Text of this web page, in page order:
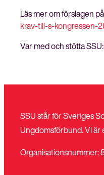
Läs mer om förslagen på
krav-till-s-kongressen-
Var med och stötta
SSU står för Sveriges
Ungdomsförbund. Vi är
Organisationsnummer: